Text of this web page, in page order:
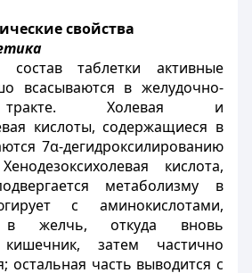
свойства
таблетки активные
всасываются в желудочно-
Холевая и
кислоты, содержащиеся в
7α-дегидроксилированию
кислота,
метаболизму в
с аминокислотами,
в желчь, откуда вновь
затем частично
остальная часть выводится с